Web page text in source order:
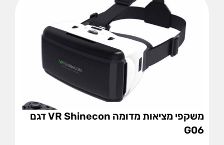
משקפי מציאות מדומה VR Shinecon דגם
G06